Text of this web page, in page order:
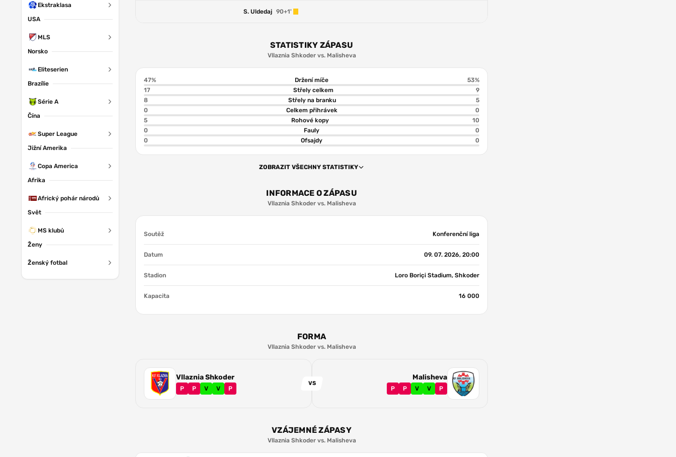
Ekstraklasa
USA
MLS
Norsko
Eliteserien
Brazílie
Série A
Čína
Super League
Jižní Amerika
Copa America
Afrika
Africký pohár národů
Svět
MS klubů
Ženy
Ženský fotbal
S. Uldedaj 90+1'
STATISTIKY ZÁPASU
Vllaznia Shkoder vs. Malisheva
47% Držení míče
53%
17
Střely celkem
9
8
Střely na branku
5
0
Celkem přihrávek
0
5
Rohové kopy
10
0
Fauly
0
0
Ofsajdy 0
ZOBRAZIT VŠECHNY STATISTIKY
INFORMACE O ZÁPASU
Vllaznia Shkoder vs. Malisheva
Soutěž Konferenční liga
Datum 09. 07. 2026, 20:00
Stadion Loro Boriçi Stadium, Shkoder
Kapacita 16 000
FORMA
Vllaznia Shkoder vs. Malisheva
Vllaznia Shkoder
P P V V P
VS
Malisheva
P
V
V
P
P
VZÁJEMNÉ ZÁPASY
Vllaznia Shkoder vs. Malisheva